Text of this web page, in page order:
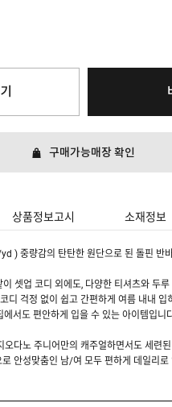
구매가능매장 확인
상품정보고시 소재정보
) 중량감의 탄탄한 원단으로 된 돌핀 반
셋업 코디 외에도, 다양한 티셔츠와 두루
디 걱정 없이 쉽고 간편하게 여름 내내 입
서도 편안하게 입을 수 있는 아이템입니
다노 주니어만의 캐주얼하면서도 세련
안성맞춤인 남/여 모두 편하게 데일리로